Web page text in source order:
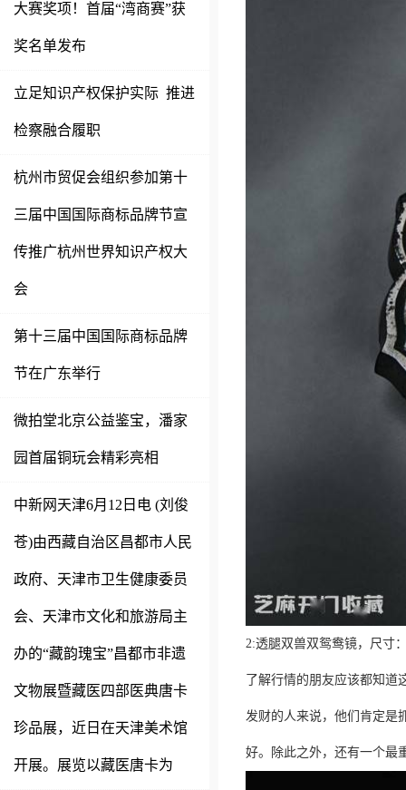
大赛奖项！首届“湾商赛”获
奖名单发布
立足知识产权保护实际 推进
检察融合履职
杭州市贸促会组织参加第十
三届中国国际商标品牌节宣
传推广杭州世界知识产权大
会
第十三届中国国际商标品牌
节在广东举行
微拍堂北京公益鉴宝，潘家
园首届铜玩会精彩亮相
中新网天津6月12日电 (刘俊
苍)由西藏自治区昌都市人民
政府、天津市卫生健康委员
会、天津市文化和旅游局主
办的“藏韵瑰宝”昌都市非遗
文物展暨藏医四部医典唐卡
珍品展，近日在天津美术馆
开展。展览以藏医唐卡为
2:透腿双兽双鸳鸯镜，尺寸
了解行情的朋友应该都知
发财的人来说，他们肯定是
好。除此之外，还有一个最